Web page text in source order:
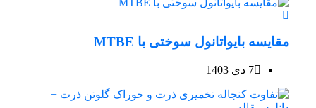
مقایسه بایواتانول سوختی با MTBE
7 دی 1403